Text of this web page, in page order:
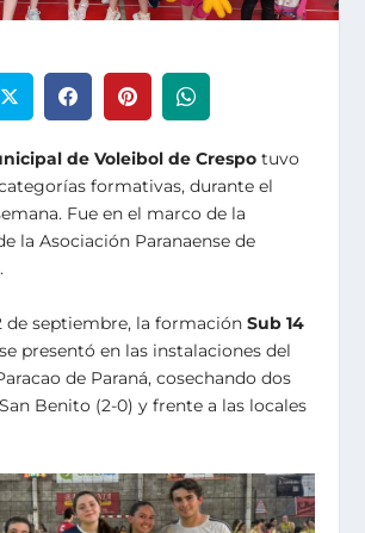
de Voleibol de Crespo tuvo
formativas, durante el
Fue en el marco de la
la Asociación Paranaense de
de septiembre, la formaciónSub 14
se presentó en las instalaciones del
de Paraná, cosechando dos
Benito (2-0) y frente a las locales